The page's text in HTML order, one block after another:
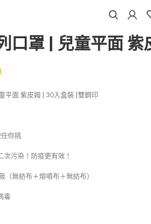
口罩 | 兒童平面 紫
平面 紫皮姆 | 30入盒裝 |雙鋼印
你挑
次污染！防疫更有效！
（無紡布＋熔噴布＋無紡布）
毒